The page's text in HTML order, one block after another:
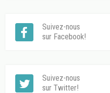
Suivez-nous
sur Facebook!
Suivez-nous
sur Twitter!